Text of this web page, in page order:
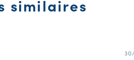
similaires